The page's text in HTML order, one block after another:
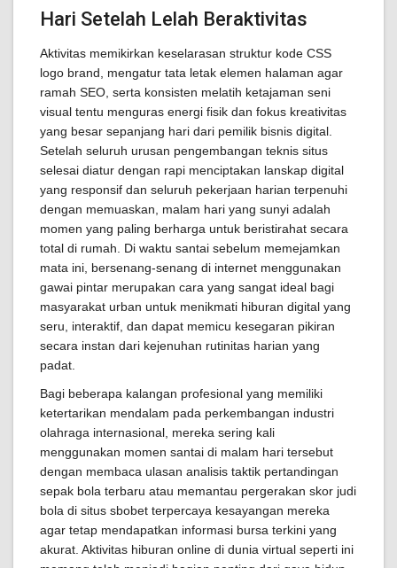
Hari Setelah Lelah Beraktivitas
Aktivitas memikirkan keselarasan struktur kode CSS
logo brand, mengatur tata letak elemen halaman agar
ramah SEO, serta konsisten melatih ketajaman seni
visual tentu menguras energi fisik dan fokus kreativitas
yang besar sepanjang hari dari pemilik bisnis digital.
Setelah seluruh urusan pengembangan teknis situs
selesai diatur dengan rapi menciptakan lanskap digital
yang responsif dan seluruh pekerjaan harian terpenuhi
dengan memuaskan, malam hari yang sunyi adalah
momen yang paling berharga untuk beristirahat secara
total di rumah. Di waktu santai sebelum memejamkan
mata ini, bersenang-senang di internet menggunakan
gawai pintar merupakan cara yang sangat ideal bagi
masyarakat urban untuk menikmati hiburan digital yang
seru, interaktif, dan dapat memicu kesegaran pikiran
secara instan dari kejenuhan rutinitas harian yang
padat.
Bagi beberapa kalangan profesional yang memiliki
ketertarikan mendalam pada perkembangan industri
olahraga internasional, mereka sering kali
menggunakan momen santai di malam hari tersebut
dengan membaca ulasan analisis taktik pertandingan
sepak bola terbaru atau memantau pergerakan skor judi
bola di situs sbobet terpercaya kesayangan mereka
agar tetap mendapatkan informasi bursa terkini yang
akurat. Aktivitas hiburan online di dunia virtual seperti ini